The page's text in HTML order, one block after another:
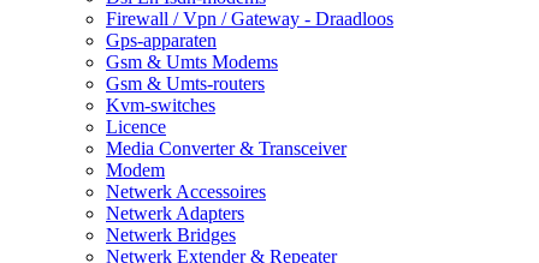
Firewall / Vpn / Gateway - Draadloos
Gps-apparaten
Gsm & Umts Modems
Gsm & Umts-routers
Kvm-switches
Licence
Media Converter & Transceiver
Modem
Netwerk Accessoires
Netwerk Adapters
Netwerk Bridges
Netwerk Extender & Repeater